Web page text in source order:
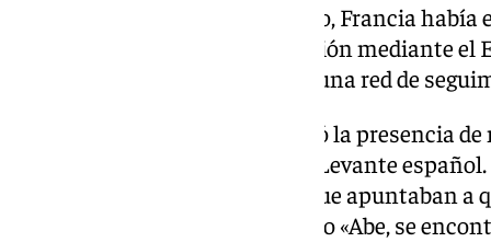
Desde que tuviera lugar el asalto, Francia
órdenes europeas de investigación mediante
Fugitive Active Search Teams), una red de
A raíz de estos avisos, se detectó la presencia
que pertenecía el prófugo en el Levante
autoridades recabaron pistas que apuntaban
ataque al convoy, conocido como «Abe, se